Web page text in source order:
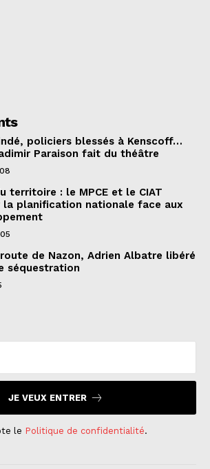
policiers blessés à Kenscoff…
Paraison fait du théâtre
territoire : le MPCE et le CIAT
la planification nationale face aux
de Nazon, Adrien Albatre libéré
séquestration
JE VEUX ENTRER
le Politique de confidentialité.